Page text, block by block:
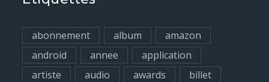
h
f
o
abonnement album
amazon
android
annee
application
artiste
audio awards
billet